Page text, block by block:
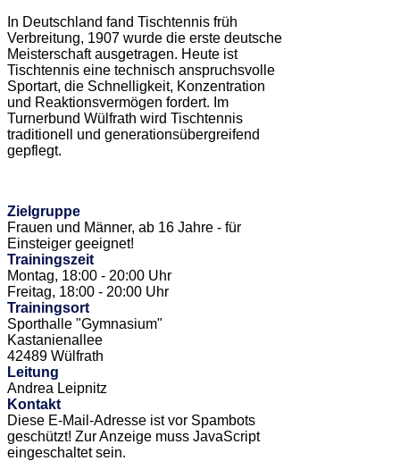
In Deutschland fand Tischtennis früh
Verbreitung, 1907 wurde die erste deutsche
Meisterschaft ausgetragen. Heute ist
Tischtennis eine technisch anspruchsvolle
Sportart, die Schnelligkeit, Konzentration
und Reaktionsvermögen fordert. Im
Turnerbund Wülfrath wird Tischtennis
traditionell und generationsübergreifend
gepflegt.
Zielgruppe
Frauen und Männer, ab 16 Jahre - für
Einsteiger geeignet!
Trainingszeit
Montag, 18:00 - 20:00 Uhr
Freitag, 18:00 - 20:00 Uhr
Trainingsort
Sporthalle "Gymnasium"
Kastanienallee
42489 Wülfrath
Leitung
Andrea Leipnitz
Kontakt
Diese E-Mail-Adresse ist vor Spambots
geschützt! Zur Anzeige muss JavaScript
eingeschaltet sein.